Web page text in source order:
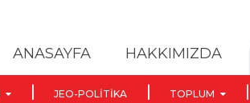
ANASAYFA HAKKIMIZDA
JEO-POLITIKA TOPLUM